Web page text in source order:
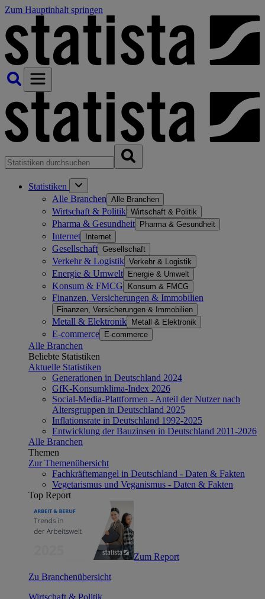
Zum Hauptinhalt springen
Statistiken
Alle Branchen Alle Branchen
Wirtschaft & Politik Wirtschaft & Politik
Pharma & Gesundheit Pharma & Gesundheit
Internet Internet
Gesellschaft Gesellschaft
Verkehr & Logistik Verkehr & Logistik
Energie & Umwelt Energie & Umwelt
Konsum & FMCG Konsum & FMCG
Finanzen, Versicherungen & Immobilien
Finanzen, Versicherungen & Immobilien
Metall & Elektronik Metall & Elektronik
E-commerce E-commerce
Alle Branchen
Beliebte Statistiken
Aktuelle Statistiken
Generationen in Deutschland 2024
GfK-Konsumklima-Index 2026
Social-Media-Plattformen - Anteil der Nutzer nach
Altersgruppen in Deutschland 2025
Inflationsrate in Deutschland 1992-2025
Entwicklung der Bauzinsen in Deutschland 2011-2026
Alle Branchen
Themen
Zur Themenübersicht
Fachkräftemangel in Deutschland - Daten & Fakten
Vegetarismus und Veganismus - Daten & Fakten
Top Report
Zum Report
Zu Branchenübersicht
Wirtschaft & Politik